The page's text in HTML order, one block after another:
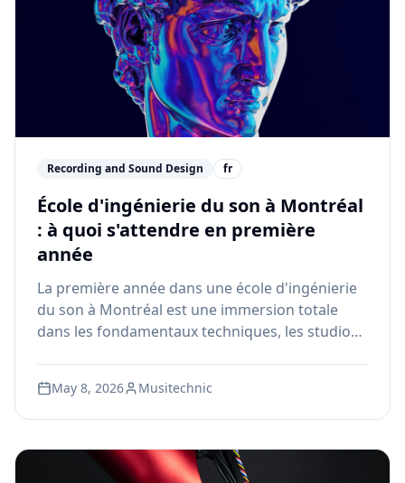
Recording and Sound Design fr
École d'ingénierie du son à Montréal
: à quoi s'attendre en première
année
La première année dans une école d'ingénierie
du son à Montréal est une immersion totale
dans les fondamentaux techniques, les studios
pouvez réellement attendre de votre parcours à
Musitechnic.
May 8, 2026 Musitechnic